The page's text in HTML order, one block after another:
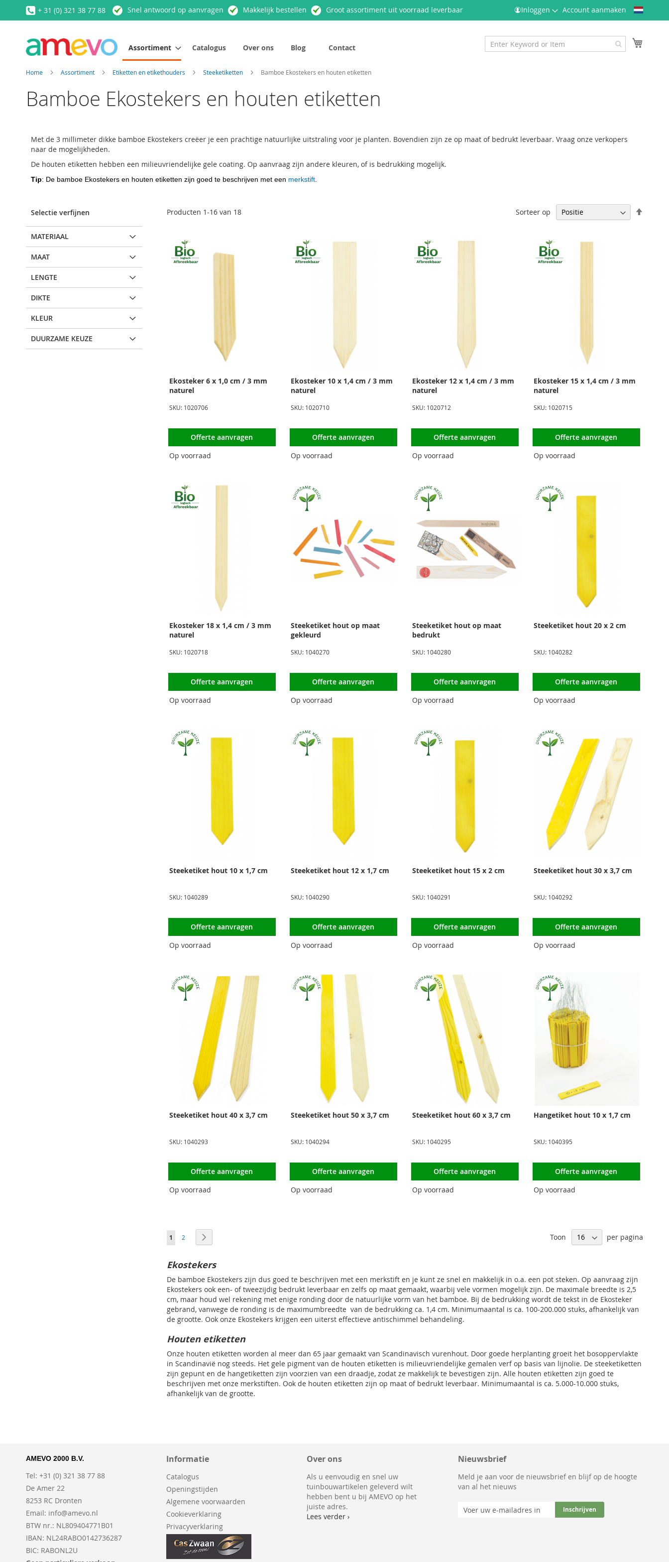
Ga
naar
inhoud
Taal
+ 31 (0) 321 38 77 88 Snel antwoord op aanvragen Makkelijk bestellen Groot assortiment uit voorraad leverbaar Inloggen Account aanmaken
Assortiment Catalogus Over ons Blog Contact
Home Assortiment Etiketten en etikethouders Steeketiketten Bamboe Ekostekers en houten etiketten
Bamboe Ekostekers en houten etiketten
Met de 3 millimeter dikke bamboe Ekostekers creëer je een prachtige natuurlijke uitstraling voor je planten. Bovendien zijn ze op maat of bedrukt leverbaar. Vraag onze verkopers
naar de mogelijkheden.
De houten etiketten hebben een milieuvriendelijke gele coating. Op aanvraag zijn andere kleuren, of is bedrukking mogelijk.
Tip: De bamboe Ekostekers en houten etiketten zijn goed te beschrijven met een merkstift
Producten 1-16 van 18 Sorteer op
Ekosteker 6 x 1,0 cm / 3 mm
naturel
SKU: 1020706
Offerte aanvragen
Op voorraad
Ekosteker 10 x 1,4 cm / 3 mm
naturel
SKU: 1020710
Offerte aanvragen
Op voorraad
Ekosteker 12 x 1,4 cm / 3 mm
naturel
SKU: 1020712
Offerte aanvragen
Op voorraad
Ekosteker 15 x 1,4 cm / 3 mm
naturel
SKU: 1020715
Offerte aanvragen
Op voorraad
Ekosteker 18 x 1,4 cm / 3 mm
naturel
SKU: 1020718
Offerte aanvragen
Op voorraad
Steeketiket hout op maat
gekleurd
SKU: 1040270
Offerte aanvragen
Op voorraad
Steeketiket hout op maat
bedrukt
SKU: 1040280
Offerte aanvragen
Op voorraad
Steeketiket hout 20 x 2 cm
SKU: 1040282
Offerte aanvragen
Op voorraad
Steeketiket hout 10 x 1,7 cm
SKU: 1040289
Offerte aanvragen
Op voorraad
Steeketiket hout 12 x 1,7 cm
SKU: 1040290
Offerte aanvragen
Op voorraad
Steeketiket hout 15 x 2 cm
SKU: 1040291
Offerte aanvragen
Op voorraad
Steeketiket hout 30 x 3,7 cm
SKU: 1040292
Offerte aanvragen
Op voorraad
Steeketiket hout 40 x 3,7 cm
SKU: 1040293
Offerte aanvragen
Op voorraad
Steeketiket hout 50 x 3,7 cm
SKU: 1040294
Offerte aanvragen
Op voorraad
Steeketiket hout 60 x 3,7 cm
SKU: 1040295
Offerte aanvragen
Op voorraad
Hangetiket hout 10 x 1,7 cm
SKU: 1040395
Offerte aanvragen
Op voorraad
Pagina
U lees momenteel pagina
1 Pagina
2 Toon per pagina
Ekostekers
De bamboe Ekostekers zijn dus goed te beschrijven met een merkstift en je kunt ze snel en makkelijk in o.a. een pot steken. Op aanvraag zijn
Ekostekers ook een- of tweezijdig bedrukt leverbaar en zelfs op maat gemaakt, waarbij vele vormen mogelijk zijn. De maximale breedte is 2,5
cm, maar houd wel rekening met enige ronding door de natuurlijke vorm van het bamboe. Bij de bedrukking wordt de tekst in de Ekosteker
gebrand, vanwege de ronding is de maximumbreedte van de bedrukking ca. 1,4 cm. Minimumaantal is ca. 100-200.000 stuks, afhankelijk van
de grootte. Ook onze Ekostekers krijgen een uiterst effectieve antischimmel behandeling.
Houten etiketten
Onze houten etiketten worden al meer dan 65 jaar gemaakt van Scandinavisch vurenhout. Door goede herplanting groeit het bosoppervlakte
in Scandinavië nog steeds. Het gele pigment van de houten etiketten is milieuvriendelijke gemalen verf op basis van lijnolie. De steeketiketten
zijn gepunt en de hangetiketten zijn voorzien van een draadje, zodat ze makkelijk te bevestigen zijn. Alle houten etiketten zijn goed te
beschrijven met onze merkstiften. Ook de houten etiketten zijn op maat of bedrukt leverbaar. Minimumaantal is ca. 5.000-10.000 stuks,
afhankelijk van de grootte.
Selectie verfijnen
MATERIAAL
MAAT
LENGTE
DIKTE
KLEUR
DUURZAME KEUZE
Nieuwsbrief
Meld je aan voor de nieuwsbrief en blijf op de hoogte
van al het nieuws
Abonneer
Inschrijven
AMEVO 2000 B.V.
Tel: +31 (0) 321 38 77 88
De Amer 22
8253 RC Dronten
Email: info@amevo.nl
BTW nr.: NL809404771B01
IBAN: NL24RABO0142736287
BIC: RABONL2U
Informatie
Catalogus
Openingstijden
Algemene voorwaarden
Cookieverklaring
Privacyverklaring
Over ons
Als u eenvoudig en snel uw
tuinbouwartikelen geleverd wilt
hebben bent u bij AMEVO op het
juiste adres.
Lees verder ›